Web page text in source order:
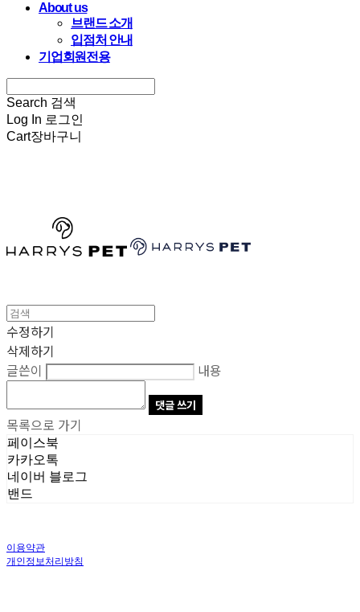
About us
브랜드 소개
입점처 안내
기업회원전용
Search 검색
Log In 로그인
Cart장바구니
수정하기
삭제하기
글쓴이
내용
댓글 쓰기
목록으로 가기
페이스북
카카오톡
네이버 블로그
밴드
이용약관
개인정보처리방침